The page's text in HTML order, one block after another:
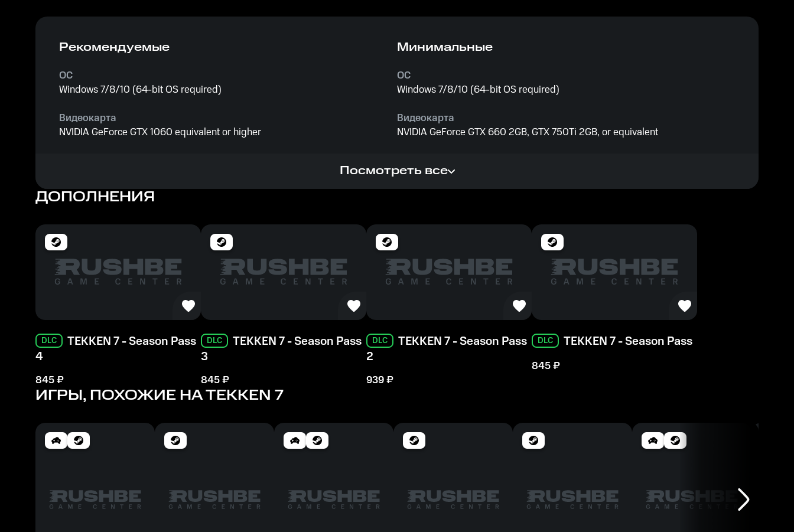
Рекомендуемые
ОС
Windows 7/8/10 (64-bit OS required)
Видеокарта
NVIDIA GeForce GTX 1060 equivalent or higher
Память
Минимальные
ОС
Windows 7/8/10 (64-bit OS required)
Видеокарта
NVIDIA GeForce GTX 660 2GB, GTX 750Ti 2GB, or equivalent
Intel Core i3-4160 @ 3.60GHz or equivalent
Посмотреть все
ДОПОЛНЕНИЯ
DLC
TEKKEN 7 - Season Pass
4
845₽
DLC
TEKKEN 7 - Season Pass
3
845₽
DLC
TEKKEN 7 - Season Pass
2
939₽
DLC TEKKEN 7 - Season Pass
845₽
ИГРЫ, ПОХОЖИЕ НА TEKKEN 7